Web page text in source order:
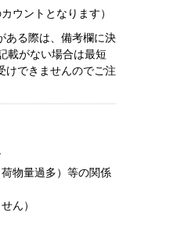
ウントとなります）
る際は、備考欄に決
載がない場合は最短
けできませんのでご注
物量過多）等の関係
ん）